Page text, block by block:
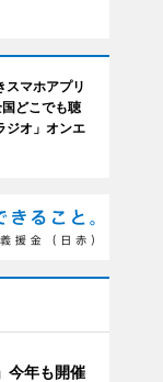
スマホアプリ
どこでも聴
ジオ」オンエ
今年も開催